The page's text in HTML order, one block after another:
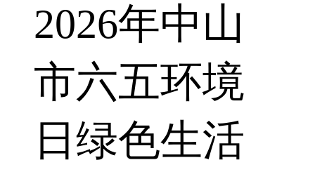
2026年中山
市六五环境
日绿色生活